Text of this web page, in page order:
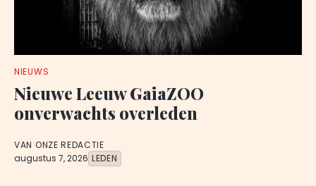
NIEUWS
Nieuwe Leeuw GaiaZOO
onverwachts overleden
VAN ONZE REDACTIE
augustus 7, 2026 LEDEN